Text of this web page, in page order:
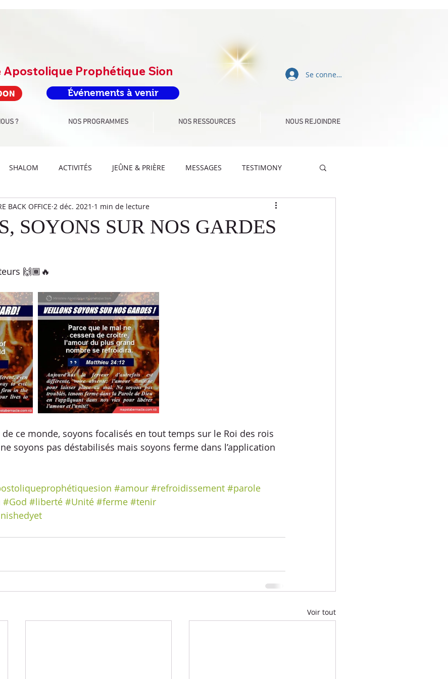
Apostolique Prophétique Sion Se connecter
? NOS PROGRAMMES NOS RESSOURCES NOUS REJOINDRE
Événements à venir
SHALOM ACTIVITÉS JEÛNE & PRIÈRE MESSAGES TESTIMONY
ADORATION DEFIS PAROLE DEFIS ARTS-CULTURE
PRÉMICES PAINS SANS LEVAINS
SOYONS SUR NOS GARDES
BACK OFFICE 2 déc. 2021 1 min de lecture
🙌🏾🔥
ce monde, soyons focalisés en tout temps sur le Roi des rois
soyons pas déstabilisés mais soyons ferme dans l’application
#amour #refroidissement #parole
#God #liberté #Unité #ferme #tenir
Voir tout